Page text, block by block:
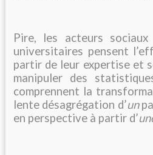
Pire, les acteurs
universitaires pensent
partir de leur expertise et
manipuler des
comprennent la
lente désagrégation d’un
en perspective à partir d’